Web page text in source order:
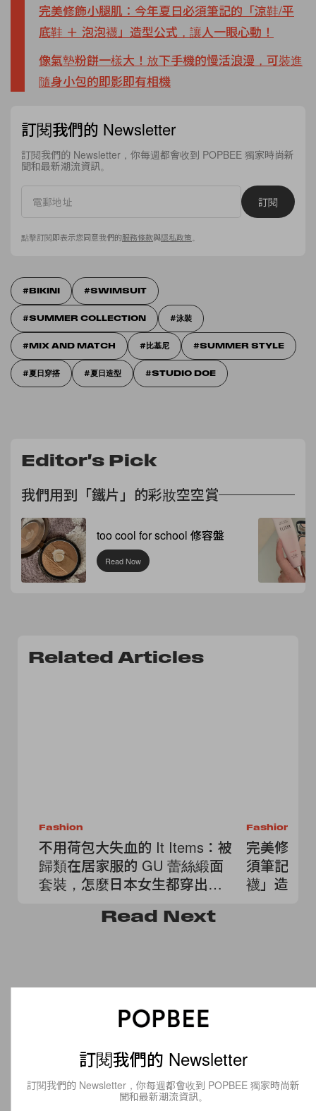
完美修飾小腿肌：今年夏日必須筆記的「涼鞋/平
底鞋 ＋ 泡泡襪」造型公式，讓人一眼心動！
像氣墊粉餅一樣大！放下手機的慢活浪漫，可裝進
隨身小包的即影即有相機
訂閱我們的 Newsletter
訂閱我們的 Newsletter，你每週都會收到 POPBEE 獨家時尚新
聞和最新潮流資訊。
訂閱
點擊訂閱即表示您同意我們的服務條款與隱私政策。
BIKINI SWIMSUIT
SUMMER COLLECTION 泳裝
MIX AND MATCH 比基尼 SUMMER STYLE
夏日穿搭 夏日造型 STUDIO DOE
Editor's Pick
我們用到「鐵片」的彩妝空空賞
too cool for school 修容盤
Read Now
Related Articles
Fashion
不用荷包大失血的 It Items：被
歸類在居家服的 GU 蕾絲緞面
套裝，怎麼日本女生都穿出門
Fashion
完美修飾
須筆記的
襪」造型
Read Next
訂閱我們的 Newsletter
訂閱我們的 Newsletter，你每週都會收到 POPBEE 獨家時尚新
聞和最新潮流資訊。